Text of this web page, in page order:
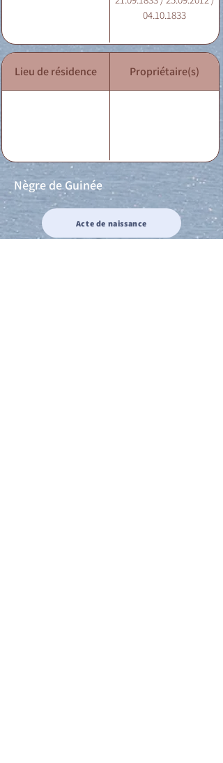
04.10.1833
Lieu de résidence Propriétaire(s)
Nègre de Guinée
Acte de naissance